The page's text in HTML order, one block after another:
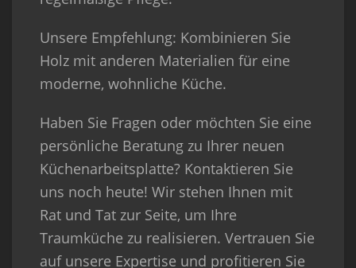
Unsere Empfehlung: Kombinieren Sie
Holz mit anderen Materialien für eine
moderne, wohnliche Küche.
Haben Sie Fragen oder möchten Sie eine
persönliche Beratung zu Ihrer neuen
Küchenarbeitsplatte? Kontaktieren Sie
uns noch heute! Wir stehen Ihnen mit
Rat und Tat zur Seite, um Ihre
Traumküche zu realisieren. Vertrauen Sie
auf unsere Expertise und profitieren Sie